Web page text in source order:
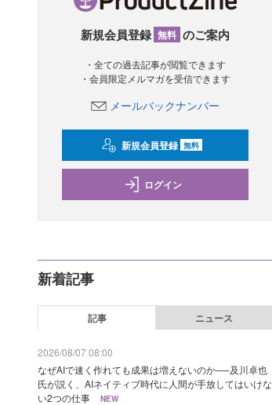
新規会員登録 無料 のご案内
・全ての過去記事が閲覧できます
・会員限定メルマガを受信できます
メールバックナンバー
新規会員登録 無料
ログイン
新着記事
記事 ニュース
2026/08/07 08:00
なぜAIで速く作れても成果は増えないのか──及川卓也
氏が説く、AIネイティブ時代に人間が手放してはいけな
い2つの仕事
NEW